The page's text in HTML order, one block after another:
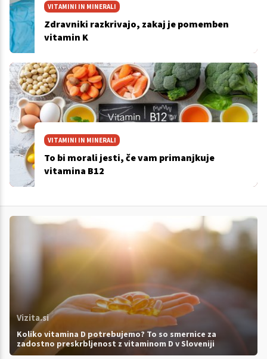
VITAMINI IN MINERALI
Zdravniki razkrivajo, zakaj je pomemben
vitamin K
VITAMINI IN MINERALI
To bi morali jesti, če vam primanjkuje
vitamina B12
Vizita.si
Koliko vitamina D potrebujemo? To so smernice za
zadostno preskrbljenost z vitaminom D v Sloveniji